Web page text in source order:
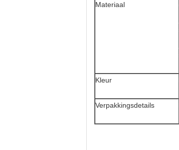
Materiaal
Kleur
Verpakkingsdetails